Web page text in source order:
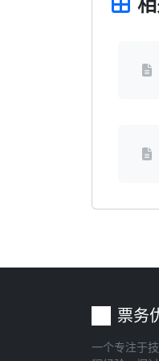
票务
一个专注于